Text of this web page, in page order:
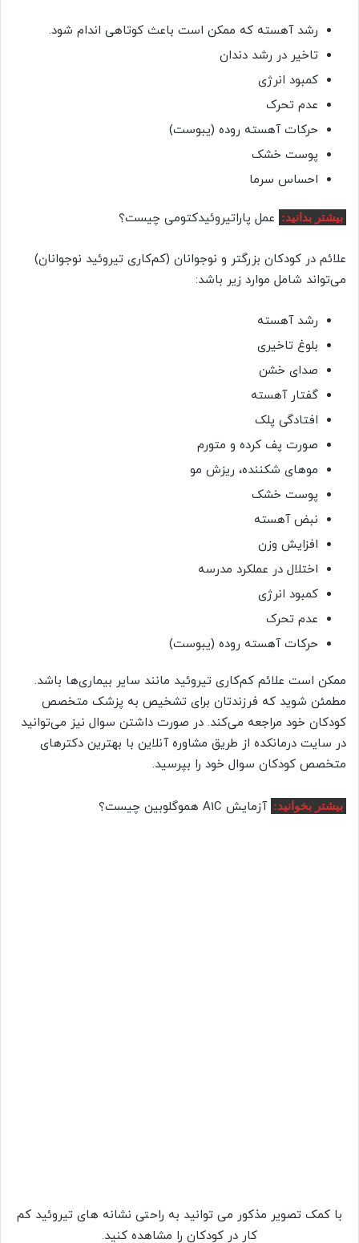
رشد آهسته که ممکن است باعث کوتاهی اندام شود.
تاخیر در رشد دندان
کمبود انرژی
عدم تحرک
حرکات آهسته روده (یبوست)
پوست خشک
احساس سرما
بیشتر بدانید: عمل پاراتیروئیدکتومی چیست؟
علائم در کودکان بزرگتر و نوجوانان (کم‌کاری تیروئید نوجوانان)
می‌تواند شامل موارد زیر باشد:
رشد آهسته
بلوغ تاخیری
صدای خشن
گفتار آهسته
افتادگی پلک
صورت پف کرده و متورم
موهای شکننده، ریزش مو
پوست خشک
نبض آهسته
افزایش وزن
اختلال در عملکرد مدرسه
کمبود انرژی
عدم تحرک
حرکات آهسته روده (یبوست)
ممکن است علائم کم‌کاری تیروئید مانند سایر بیماری‌ها باشد.
مطمئن شوید که فرزندتان برای تشخیص به پزشک متخصص
کودکان خود مراجعه می‌کند. در صورت داشتن سوال نیز می‌توانید
در سایت درمانکده از طریق مشاوره آنلاین با بهترین دکتر‌های
متخصص کودکان سوال خود را بپرسید.
بیشتر بخوانید: آزمایش A1C هموگلوبین چیست؟
با کمک تصویر مذکور می توانید به راحتی نشانه های تیروئید کم
کار در کودکان را مشاهده کنید.